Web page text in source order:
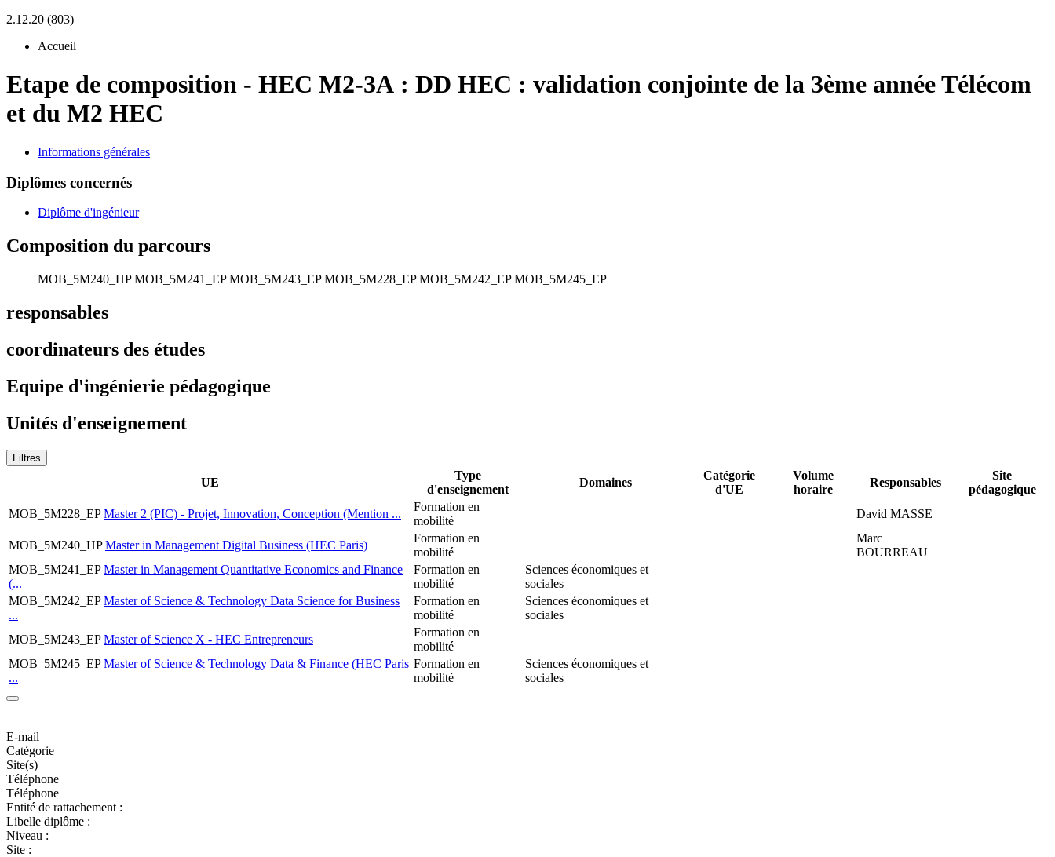
2.12.20 (803)
Accueil
Etape de composition - HEC M2-3A : DD HEC : validation conjointe de la 3ème année Télécom
et du M2 HEC
Informations générales
Diplômes concernés
Diplôme d'ingénieur
Composition du parcours
MOB_5M240_HP MOB_5M241_EP MOB_5M243_EP MOB_5M228_EP MOB_5M242_EP MOB_5M245_EP
responsables
coordinateurs des études
Equipe d'ingénierie pédagogique
Unités d'enseignement
Filtres
UE
Type
d'enseignement
Domaines
Catégorie
d'UE
Volume
horaire
Responsables
Site
pédagogique
MOB_5M228_EP Master 2 (PIC) - Projet, Innovation, Conception (Mention ...
Formation en
mobilité
David MASSE
MOB_5M240_HP Master in Management Digital Business (HEC Paris)
Formation en
mobilité
Marc
BOURREAU
MOB_5M241_EP Master in Management Quantitative Economics and Finance
(...
Formation en
mobilité
Sciences économiques et
sociales
MOB_5M242_EP Master of Science & Technology Data Science for Business
...
Formation en
mobilité
Sciences économiques et
sociales
MOB_5M243_EP Master of Science X - HEC Entrepreneurs
Formation en
mobilité
MOB_5M245_EP Master of Science & Technology Data & Finance (HEC Paris
...
Formation en
mobilité
Sciences économiques et
sociales
E-mail
Catégorie
Site(s)
Téléphone
Téléphone
Entité de rattachement :
Libelle diplôme :
Niveau :
Site :